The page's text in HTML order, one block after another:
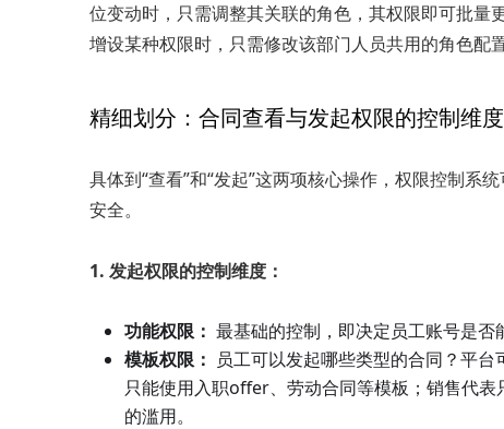
位变动时，只需调整其关联的角色，其权限即可批
增设某种权限时，只需修改该部门人员共用的角色配置
精细划分：合同查看与发起权限的控制维度
具体到“查看”和“发起”这两项核心操作，权限控制系
安全。
1. 发起权限的控制维度：
功能权限： 最基础的控制，即决定员工账号是否
模板权限： 员工可以发起哪些类型的合同？平
只能使用入职offer、劳动合同等模板；销售代
的滥用。